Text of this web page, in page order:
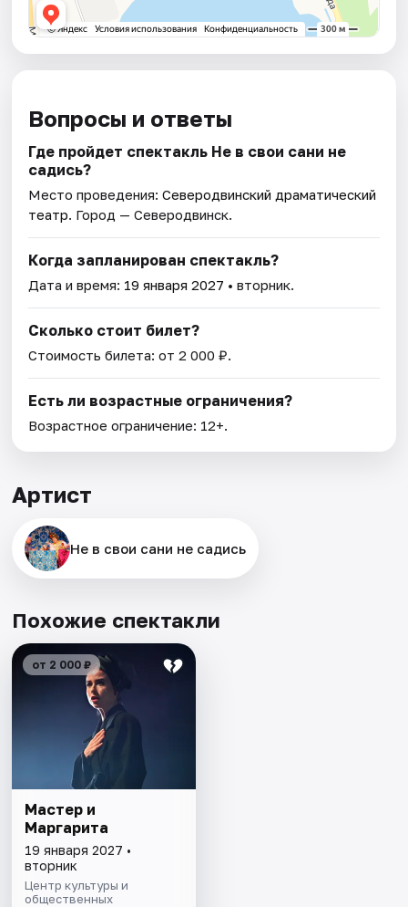
Вопросы и ответы
Где пройдет спектакль Не в свои сани не
садись?
Место проведения:Северодвинский драматический
театр. Город — Северодвинск.
Когда запланирован спектакль?
Дата и время: 19 января 2027 • вторник.
Сколько стоит билет?
Стоимость билета: от 2 000 ₽.
Есть ли возрастные ограничения?
Возрастное ограничение: 12+.
Артист
Не в свои сани не садись
Похожие спектакли
от 2 000 ₽
Мастер и
Маргарита
19 января 2027 •
вторник
Центр культуры и
общественных